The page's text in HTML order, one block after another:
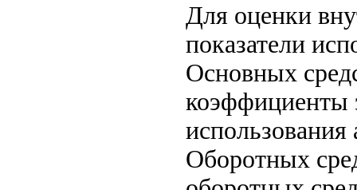
Для оценки
показатели
Основных
коэффициенты
Оборотных